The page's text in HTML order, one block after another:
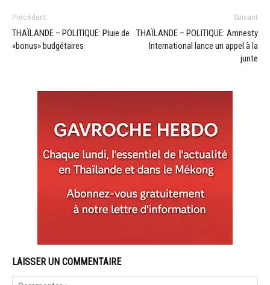
Précédent
THAÏLANDE – POLITIQUE: Pluie de
«bonus» budgétaires
Suivant
THAÏLANDE – POLITIQUE: Amnesty
International lance un appel à la
junte
LAISSER UN COMMENTAIRE